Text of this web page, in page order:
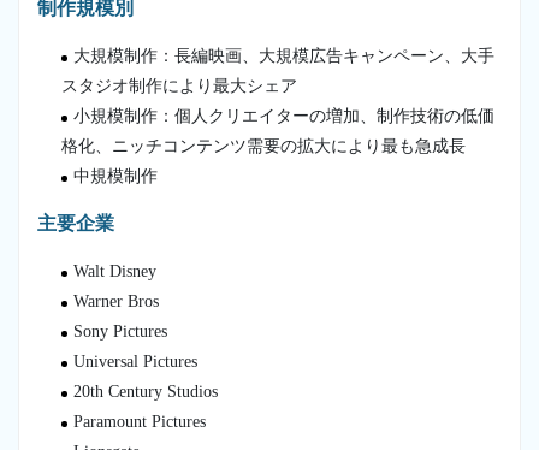
制作規模別
大規模制作：長編映画、大規模広告キャンペーン、大手
スタジオ制作により最大シェア
小規模制作：個人クリエイターの増加、制作技術の低価
格化、ニッチコンテンツ需要の拡大により最も急成長
中規模制作
主要企業
Walt Disney
Warner Bros
Sony Pictures
Universal Pictures
20th Century Studios
Paramount Pictures